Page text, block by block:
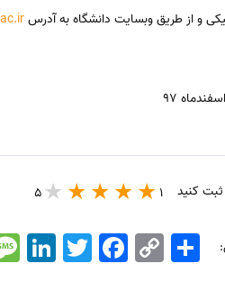
و از طریق وبسایت دانشگاه به آدرس
کنید 1
5
LinkedIn TwitterFacebook Copy
Link
اشتراک